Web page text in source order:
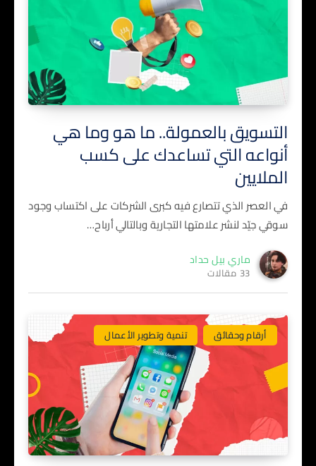
التسويق بالعمولة.. ما هو وما هي
أنواعه التي تساعدك على كسب
الملايين
في العصر الذي تتصارع فيه كبرى الشركات على اكتساب وجود
سوقي جيّد لنشر علامتها التجارية وبالتالي أرباح…
ماري بيل حداد
33 مقالات
أرقام وحقائق تنمية وتطوير الأعمال